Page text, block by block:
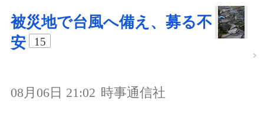
被災地で台風へ備え、募る不
安
15
08月06日 21:02 時事通信社